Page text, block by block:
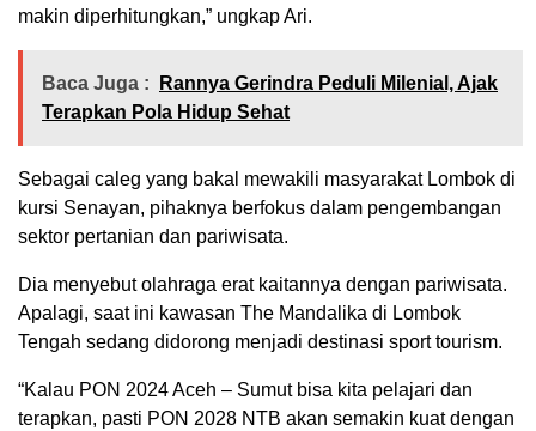
makin diperhitungkan,” ungkap Ari.
Baca Juga :
Rannya Gerindra Peduli Milenial, Ajak
Terapkan Pola Hidup Sehat
Sebagai caleg yang bakal mewakili masyarakat Lombok di
kursi Senayan, pihaknya berfokus dalam pengembangan
sektor pertanian dan pariwisata.
Dia menyebut olahraga erat kaitannya dengan pariwisata.
Apalagi, saat ini kawasan The Mandalika di Lombok
Tengah sedang didorong menjadi destinasi sport tourism.
“Kalau PON 2024 Aceh – Sumut bisa kita pelajari dan
terapkan, pasti PON 2028 NTB akan semakin kuat dengan